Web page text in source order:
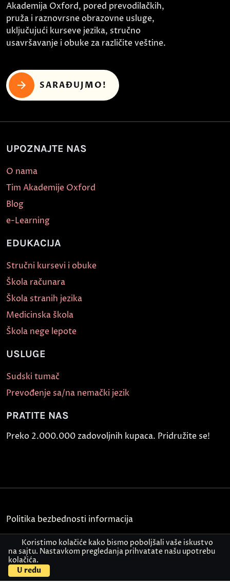
Akademija Oxford, pored prevodilačkih,
pruža i raznovrsne obrazovne usluge,
uključujući kurseve jezika, stručno
usavršavanje i obuke za različite veštine.
SARAĐUJMO!
UPOZNAJTE NAS
O nama
Tim Akademije Oxford
Blog
e-Learning
EDUKACIJA
Stručni kursevi i obuke
Škola računara
Škola stranih jezika
Medicinska škola
Škola nege lepote
USLUGE
Sudski tumač
Prevođenje sa/na nemački jezik
PRATITE NAS
Preko 2.000.000 zadovoljnih kupaca. Pridružite se!
Politika bezbednosti informacija
Kontakt
© Akademija Oxford 2026.
Koristimo kolačiće kako bismo poboljšali vaše iskustvo
na sajtu. Nastavkom pregledanja prihvatate našu upotrebu
kolačića.
U redu